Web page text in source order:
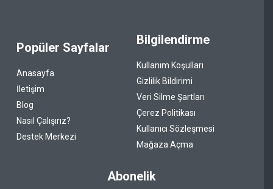
Popüler Sayfalar
Anasayfa
İletişim
Blog
Nasıl Çalışırız?
Destek Merkezi
Bilgilendirme
Kullanım Koşulları
Gizlilik Bildirimi
Veri Silme Şartları
Çerez Politikası
Kullanıcı Sözleşmesi
Mağaza Açma
Abonelik